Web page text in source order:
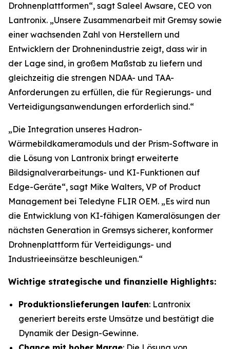
Drohnenplattformen“, sagt Saleel Awsare, CEO von
Lantronix. „Unsere Zusammenarbeit mit Gremsy sowie
einer wachsenden Zahl von Herstellern und
Entwicklern der Drohnenindustrie zeigt, dass wir in
der Lage sind, in großem Maßstab zu liefern und
gleichzeitig die strengen NDAA- und TAA-
Anforderungen zu erfüllen, die für Regierungs- und
Verteidigungsanwendungen erforderlich sind.“
„Die Integration unseres Hadron-
Wärmebildkameramoduls und der Prism-Software in
die Lösung von Lantronix bringt erweiterte
Bildsignalverarbeitungs- und KI-Funktionen auf
Edge-Geräte“, sagt Mike Walters, VP of Product
Management bei Teledyne FLIR OEM. „Es wird nun
die Entwicklung von KI-fähigen Kameralösungen der
nächsten Generation in Gremsys sicherer, konformer
Drohnenplattform für Verteidigungs- und
Industrieeinsätze beschleunigen.“
Wichtige strategische und finanzielle Highlights:
Produktionslieferungen laufen: Lantronix
generiert bereits erste Umsätze und bestätigt die
Dynamik der Design-Gewinne.